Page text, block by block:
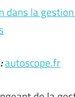
dans la
autoscope.fr